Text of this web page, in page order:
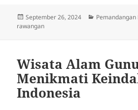
Posted
on
September 26, 2024 Categories
Pemandangan
rawangan
Wisata Alam
Menikmati
Indonesia